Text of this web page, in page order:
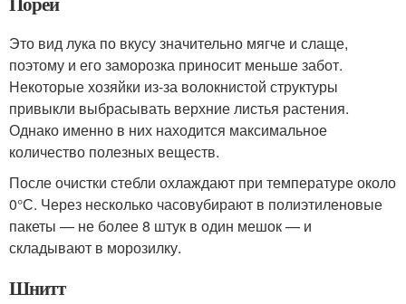
Это вид лука по вкусу значительно мягче и слаще,
поэтому и его заморозка приносит меньше забот.
Некоторые хозяйки из-за волокнистой структуры
привыкли выбрасывать верхние листья растения.
Однако именно в них находится максимальное
количество полезных веществ.
После очистки стебли охлаждают при температуре около
0°С. Через несколько часовубирают в полиэтиленовые
пакеты — не более 8 штук в один мешок — и
складывают в морозилку.
Шнитт